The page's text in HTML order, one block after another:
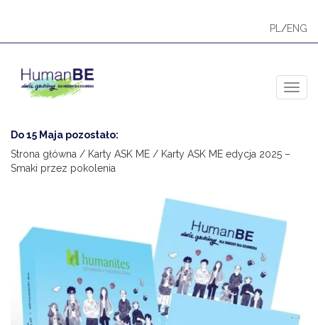
PL /ENG
Do 15 Maja pozostało:
Strona główna / Karty ASK ME / Karty ASK ME edycja 2025 –
Smaki przez pokolenia